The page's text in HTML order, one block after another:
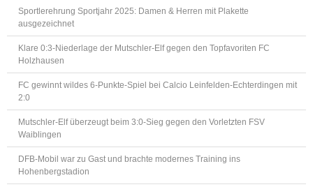
Sportlerehrung Sportjahr 2025: Damen & Herren mit Plakette
ausgezeichnet
Klare 0:3-Niederlage der Mutschler-Elf gegen den Topfavoriten FC
Holzhausen
FC gewinnt wildes 6-Punkte-Spiel bei Calcio Leinfelden-Echterdingen mit
2:0
Mutschler-Elf überzeugt beim 3:0-Sieg gegen den Vorletzten FSV
Waiblingen
DFB-Mobil war zu Gast und brachte modernes Training ins
Hohenbergstadion